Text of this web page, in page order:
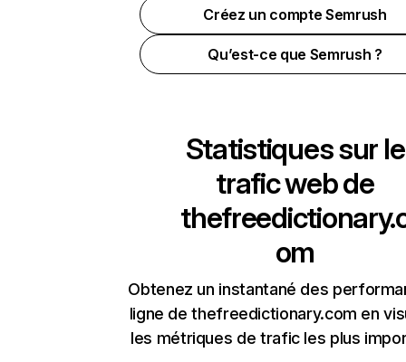
Créez un compte Semrush
Qu’est-ce que Semrush ?
Statistiques sur le
trafic web de
om
Obtenez un instantané des
ligne de thefreedictionary.com en
les métriques de trafic les plus